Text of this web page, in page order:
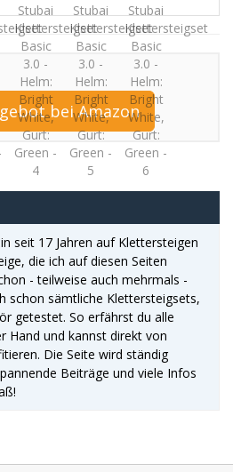
bei Amazon
seit 17 Jahren auf Klettersteigen
die ich auf diesen Seiten
- teilweise auch mehrmals -
schon sämtliche Klettersteigsets,
getestet. So erfährst du alle
Hand und kannst direkt von
Die Seite wird ständig
Beiträge und viele Infos